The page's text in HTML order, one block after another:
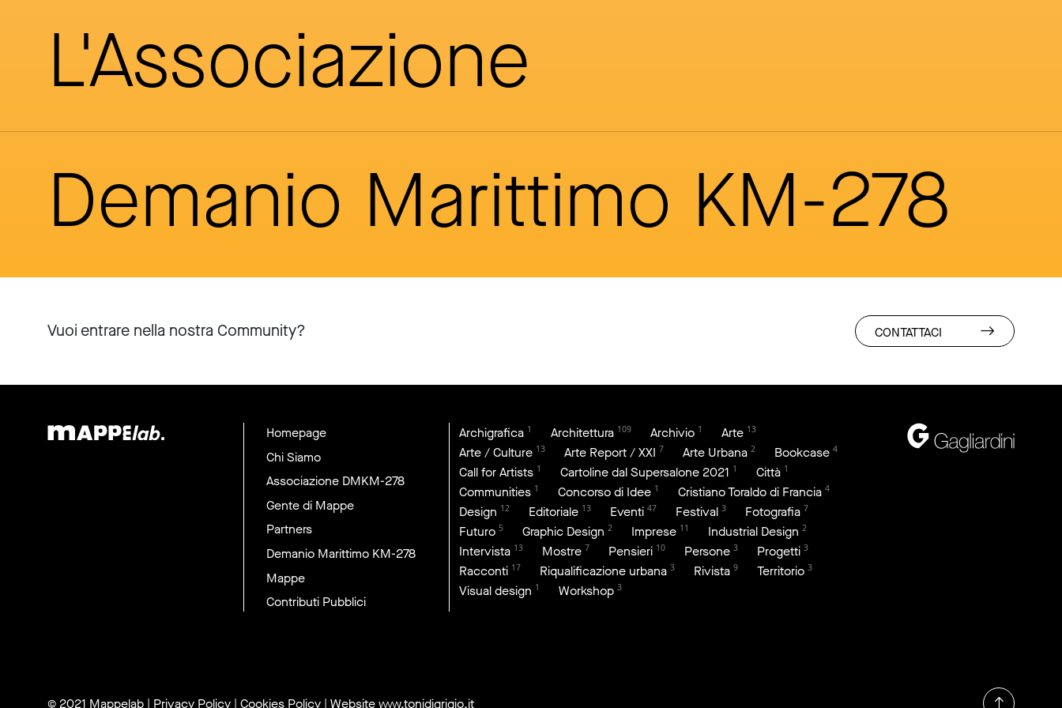
L'Associazione
Demanio Marittimo KM-278
Vuoi entrare nella nostra Community? CONTATTACI
Homepage
Chi Siamo
Associazione DMKM-278
Gente di Mappe
Partners
Demanio Marittimo KM-278
Mappe
Contributi Pubblici
Archigrafica 1 Architettura 109 Archivio 1 Arte 13
Arte / Culture 13 Arte Report / XXI 7 Arte Urbana 2 Bookcase 4
Call for Artists 1 Cartoline dal Supersalone 2021 1 Città 1
Communities 1 Concorso di Idee 1 Cristiano Toraldo di Francia 4
Design 12 Editoriale 13 Eventi 47 Festival 3 Fotografia 7
Futuro 5 Graphic Design 2 Imprese 11 Industrial Design 2
Intervista 13 Mostre 7 Pensieri 10 Persone 3 Progetti 3
Racconti 17 Riqualificazione urbana 3 Rivista 9 Territorio 3
Visual design 1 Workshop 3
© 2021 Mappelab | Privacy Policy | Cookies Policy | Websitewww.tonidigrigio.it